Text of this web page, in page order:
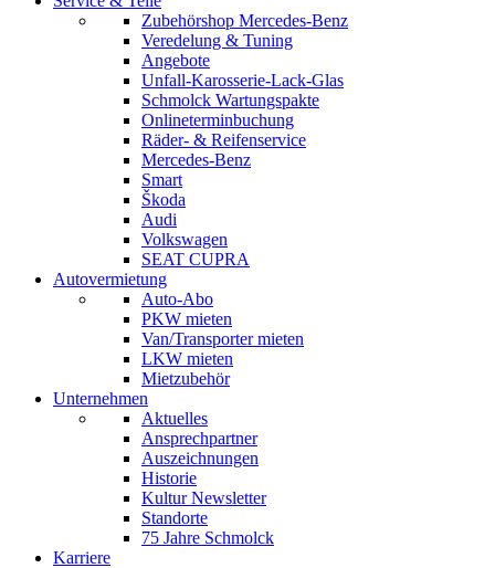
Zubehörshop Mercedes-Benz
Veredelung & Tuning
Angebote
Unfall-Karosserie-Lack-Glas
Schmolck Wartungspakte
Onlineterminbuchung
Räder- & Reifenservice
Mercedes-Benz
Smart
Škoda
Audi
Volkswagen
SEAT CUPRA
Autovermietung
Auto-Abo
PKW mieten
Van/Transporter mieten
LKW mieten
Mietzubehör
Unternehmen
Aktuelles
Ansprechpartner
Auszeichnungen
Historie
Kultur Newsletter
Standorte
75 Jahre Schmolck
Karriere